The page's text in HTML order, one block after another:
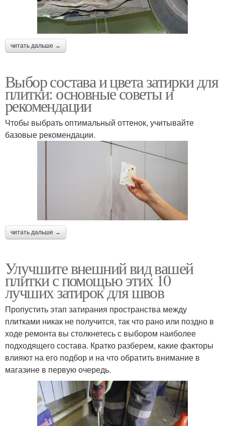
читать дальше →
Выбор состава и цвета затирки для
плитки: основные советы и
рекомендации
Чтобы выбрать оптимальный оттенок, учитывайте
базовые рекомендации.
читать дальше →
Улучшите внешний вид вашей
плитки с помощью этих 10
лучших затирок для швов
Пропустить этап затирания пространства между
плитками никак не получится, так что рано или поздно в
ходе ремонта вы столкнетесь с выбором наиболее
подходящего состава. Кратко разберем, какие факторы
влияют на его подбор и на что обратить внимание в
магазине в первую очередь.